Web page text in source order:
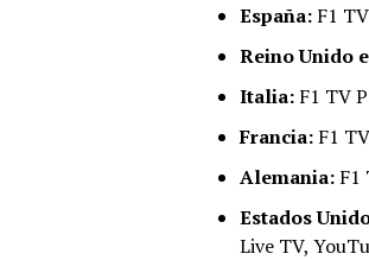
España: F1
Reino Unido
Italia: F1 TV
Francia: F1
Alemania: F1
Estados
Live TV,